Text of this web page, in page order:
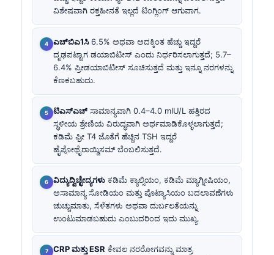
ವಿಶೇಷವಾಗಿ ರಕ್ತಹೀನತೆ ಇಲ್ಲದೆ ಟಿಂಗ್ಲಿಂಗ್ ಆಗುವಾಗ.
ಎಚ್‌ಬಿಎ1ಸಿ6.5% ಅಥವಾ ಅದಕ್ಕಿಂತ ಹೆಚ್ಚು ಇದ್ದರೆ
ದೃಢಪಟ್ಟಾಗ ಡಯಾಬಿಟೀಸ್ ಎಂದು ನಿರ್ಧರಿಸಲಾಗುತ್ತದೆ; 5.7–
6.4% ಪ್ರೀಡಯಾಬಿಟೀಸ್ ಸೂಚಿಸುತ್ತದೆ ಮತ್ತು ಇನ್ನೂ ನರಗಳನ್ನು
ಕೆಣಕಬಹುದು.
ಟಿಎಸ್ಎಚ್ ಸಾಮಾನ್ಯವಾಗಿ 0.4–4.0 mIU/L ಹತ್ತಿರದ
ಸ್ಥಳೀಯ ಶ್ರೇಣಿಯ ವಿರುದ್ಧವಾಗಿ ಅರ್ಥಮಾಡಿಕೊಳ್ಳಲಾಗುತ್ತದೆ;
ಕಡಿಮೆ ಫ್ರೀ T4 ಜೊತೆಗೆ ಹೆಚ್ಚಿನ TSH ಇದ್ದರೆ
ಹೈಪೋಥೈರಾಯ್ಡಿಸಮ್ ಬೆಂಬಲಿಸುತ್ತದೆ.
ವಿದ್ಯುದ್ವಿಚ್ಛೇದ್ಯಗಳು ಕಡಿಮೆ ಕ್ಯಾಲ್ಸಿಯಂ, ಕಡಿಮೆ ಮ್ಯಾಗ್ನೀಷಿಯಂ,
ಅಸಾಮಾನ್ಯ ಸೋಡಿಯಂ ಮತ್ತು ಪೊಟ್ಯಾಸಿಯಂ ಬದಲಾವಣೆಗಳು
ಚುಚ್ಚುಮಾತು, ಸೆಳೆತಗಳು ಅಥವಾ ದುರ್ಬಲತೆಯನ್ನು
ಉಂಟುಮಾಡಬಹುದು ಎಂಬುದರಿಂದ ಇದು ಮುಖ್ಯ.
CRP ಮತ್ತು ESR ಕೇವಲ ನರರೋಗವನ್ನು ಮಾತ್ರ